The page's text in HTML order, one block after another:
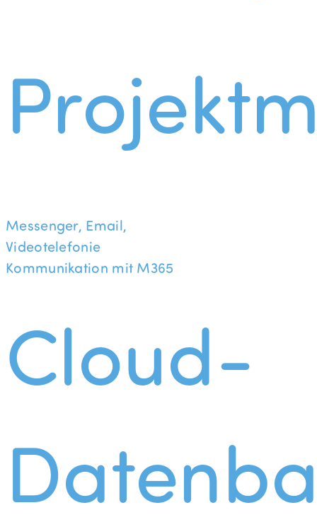
Messenger, Email,
Videotelefonie
Kommunikation mit M365
Cloud-